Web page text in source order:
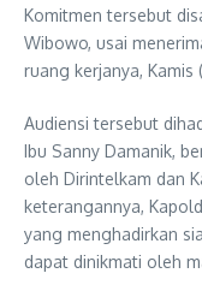
Komitmen tersebut
Wibowo, usai
ruang kerjanya, Kamis
Audiensi tersebut
Ibu Sanny Damanik,
oleh Dirintelkam dan
keterangannya,
yang menghadirkan
dapat dinikmati oleh